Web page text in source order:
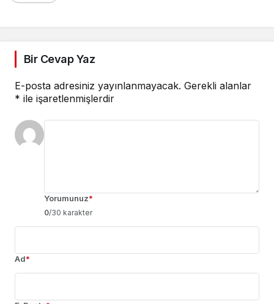
Bir Cevap Yaz
E-posta adresiniz yayınlanmayacak. Gerekli alanlar
* ile işaretlenmişlerdir
Yorumunuz*
0/30 karakter
Ad*